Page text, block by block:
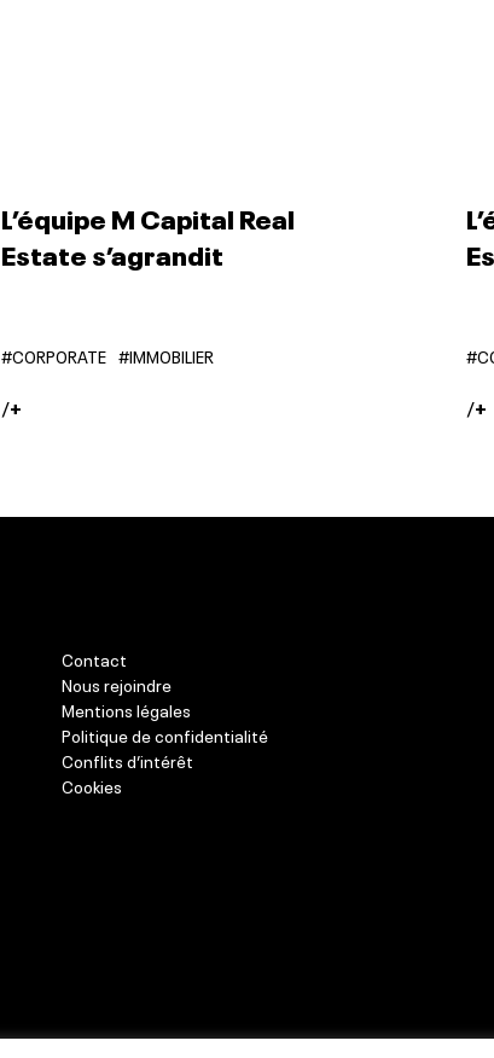
L’équipe M Capital Real
Estate s’agrandit
#CORPORATE #IMMOBILIER
/+ /+
Contact
Nous rejoindre
Mentions légales
Politique de confidentialité
Conflits d’intérêt
Cookies